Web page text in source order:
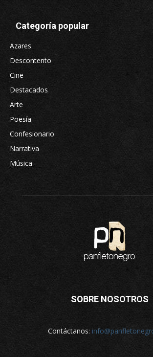
Categoría popular
Azares
Descontento
Cine
Destacados
Arte
Poesía
Confesionario
Narrativa
Música
SOBRE NOSOTROS
Contáctanos: